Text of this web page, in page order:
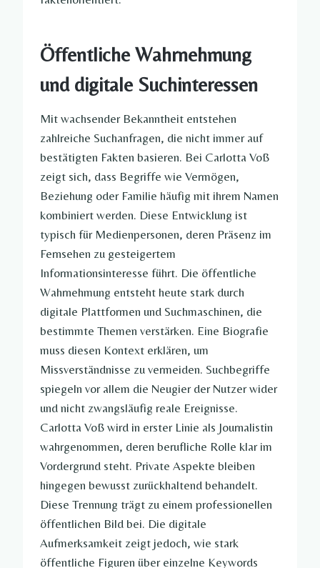
Öffentliche Wahrnehmung
und digitale Suchinteressen
Mit wachsender Bekanntheit entstehen
zahlreiche Suchanfragen, die nicht immer auf
bestätigten Fakten basieren. Bei Carlotta Voß
zeigt sich, dass Begriffe wie Vermögen,
Beziehung oder Familie häufig mit ihrem Namen
kombiniert werden. Diese Entwicklung ist
typisch für Medienpersonen, deren Präsenz im
Fernsehen zu gesteigertem
Informationsinteresse führt. Die öffentliche
Wahrnehmung entsteht heute stark durch
digitale Plattformen und Suchmaschinen, die
bestimmte Themen verstärken. Eine Biografie
muss diesen Kontext erklären, um
Missverständnisse zu vermeiden. Suchbegriffe
spiegeln vor allem die Neugier der Nutzer wider
und nicht zwangsläufig reale Ereignisse.
Carlotta Voß wird in erster Linie als Journalistin
wahrgenommen, deren berufliche Rolle klar im
Vordergrund steht. Private Aspekte bleiben
hingegen bewusst zurückhaltend behandelt.
Diese Trennung trägt zu einem professionellen
öffentlichen Bild bei. Die digitale
Aufmerksamkeit zeigt jedoch, wie stark
öffentliche Figuren über einzelne Keywords